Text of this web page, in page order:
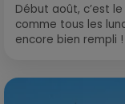
Début août, c’est
comme tous les
encore bien rempli !